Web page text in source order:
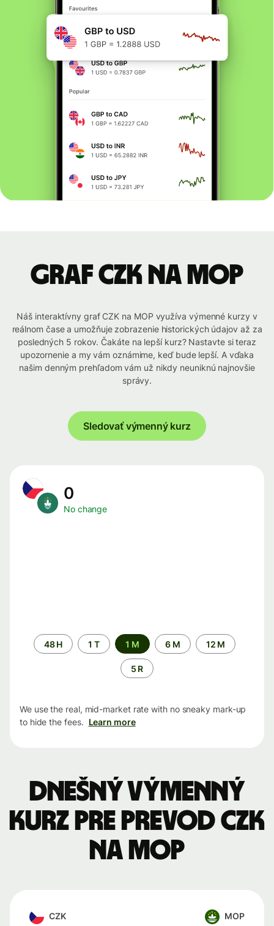
graf CZK na MOP
Náš interaktívny graf CZK na MOP využíva výmenné kurzy v
reálnom čase a umožňuje zobrazenie historických údajov až za
posledných 5 rokov. Čakáte na lepší kurz? Nastavte si teraz
upozornenie a my vám oznámime, keď bude lepší. A vďaka
našim denným prehľadom vám už nikdy neuniknú najnovšie
správy.
Sledovať výmenný kurz
0
No change
Time
period
48 H 1 T 1 M 6 M 12 M
5 R
We use the real, mid-market rate with no sneaky mark-up
to hide the fees. Learn more
Dnešný výmenný
kurz pre prevod CZK
na MOP
CZK MOP